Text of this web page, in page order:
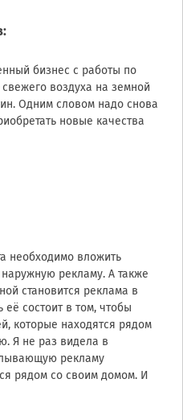
:
бизнес с работы по
воздуха на земной
Одним словом надо снова
новые качества
необходимо вложить
рекламу. А также
становится реклама в
её состоит в том, чтобы
которые находятся рядом
Я не раз видела в
рекламу
рядом со своим домом. И